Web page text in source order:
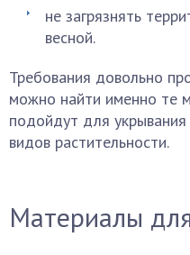
не загрязнять
весной.
Требования довольно
можно найти именно те
подойдут для
видов растительности.
Материалы